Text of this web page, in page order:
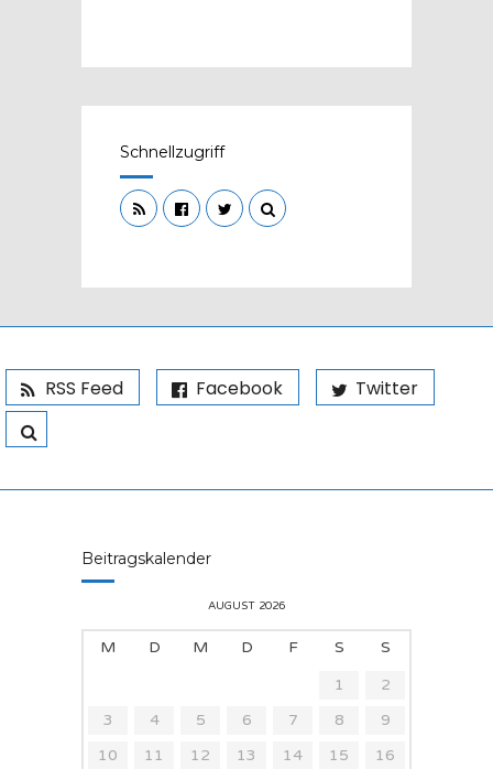
Schnellzugriff
RSS Feed Facebook Twitter
Beitragskalender
AUGUST 2026
M D M D F S
S
1
2
3
4 5 6 7 8
9
10
11 12 13 14 15 16